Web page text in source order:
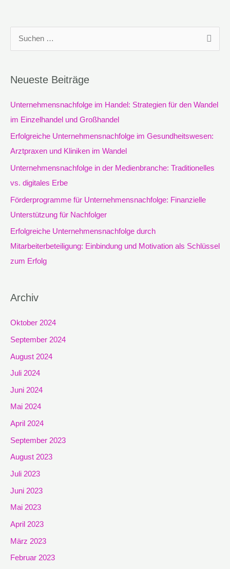
h
e
n
Neueste Beiträge
Unternehmensnachfolge im Handel: Strategien für den Wandel
im Einzelhandel und Großhandel
Erfolgreiche Unternehmensnachfolge im Gesundheitswesen:
Arztpraxen und Kliniken im Wandel
Unternehmensnachfolge in der Medienbranche: Traditionelles
vs. digitales Erbe
Förderprogramme für Unternehmensnachfolge: Finanzielle
Unterstützung für Nachfolger
Erfolgreiche Unternehmensnachfolge durch
Mitarbeiterbeteiligung: Einbindung und Motivation als Schlüssel
zum Erfolg
Archiv
Oktober 2024
September 2024
August 2024
Juli 2024
Juni 2024
Mai 2024
April 2024
September 2023
August 2023
Juli 2023
Juni 2023
Mai 2023
April 2023
März 2023
Februar 2023